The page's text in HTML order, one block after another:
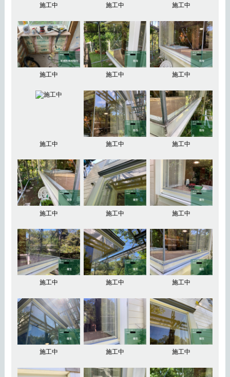
施工中 施工中 施工中
施工中 施工中 施工中
施工中 施工中 施工中
施工中 施工中 施工中
施工中 施工中 施工中
施工中 施工中 施工中